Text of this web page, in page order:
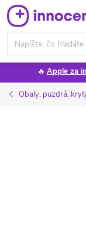
Prejsť
na
obsah
🔥 Apple za
Obaly, puzdrá,